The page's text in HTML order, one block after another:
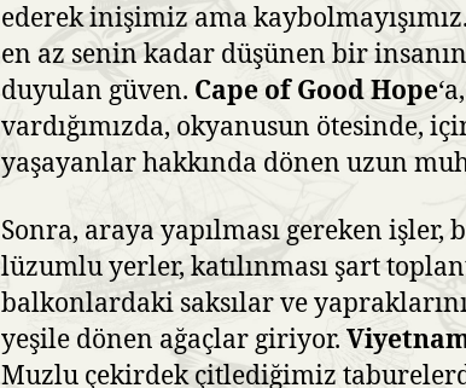
ederek inişimiz ama
en az senin kadar düşünen bir
duyulan güven. Cape of Good Hope‘a,
vardığımızda, okyanusun ötesinde,
yaşayanlar hakkında dönen uzun
Sonra, araya yapılması gereken işler,
lüzumlu yerler, katılınması şart
balkonlardaki saksılar ve
yeşile dönen ağaçlar giriyor.
Muzlu çekirdek çitlediğimiz